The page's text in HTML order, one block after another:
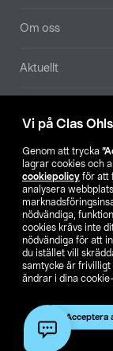
Vi på Clas
Genom att trycka
lagrar cookies och
cookiepolicy för att
analysera
nödvändiga,
cookies krävs inte
nödvändiga för att
du istället vill
samtycke är frivilligt
ändrar i dina
Acceptera
Om oss
Aktuellt